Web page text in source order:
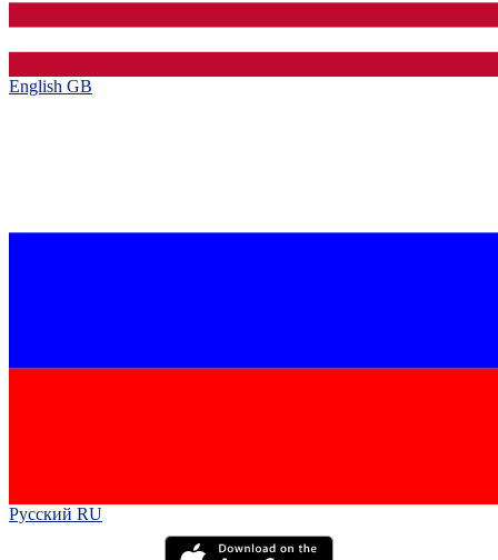
English GB‎
Русский RU‎